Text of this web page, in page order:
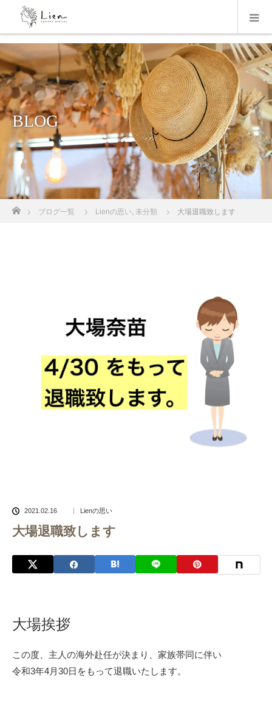
BLOG
ブログ一覧 Lienの思い, 未分類 大場退職致します
2021.02.16 Lienの思い
大場退職致します
大場挨拶
この度、主人の海外赴任が決まり、家族帯同に伴い
令和3年4月30日をもって退職いたします。